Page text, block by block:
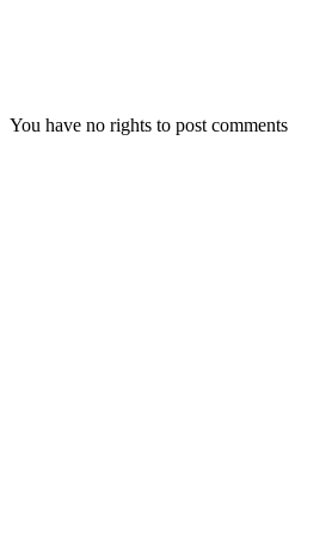
You have no rights to post comments